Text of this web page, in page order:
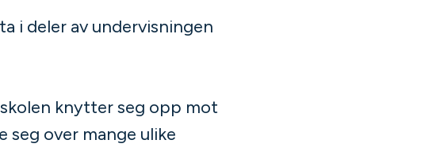
i deler av undervisningen
knytter seg opp mot
over mange ulike